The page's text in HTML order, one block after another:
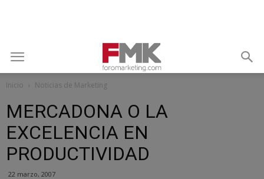
Inicio Noticias de Marketing
MERCADONA O LA
EXCELENCIA EN
PRODUCTIVIDAD
22 marzo, 2007